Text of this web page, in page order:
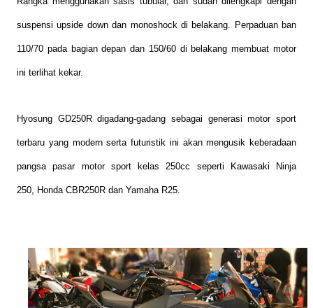
suspensi upside down dan monoshock di belakang. Perpaduan ban
110/70 pada bagian depan dan 150/60 di belakang membuat motor
ini terlihat kekar.
Hyosung GD250R digadang-gadang sebagai generasi motor sport
terbaru yang modern serta futuristik ini akan mengusik keberadaan
pangsa pasar motor sport kelas 250cc seperti Kawasaki Ninja
250, Honda CBR250R dan Yamaha R25.